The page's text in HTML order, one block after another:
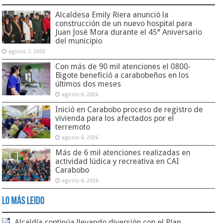
Alcaldesa Emily Riera anunció la
construcción de un nuevo hospital para
Juan José Mora durante el 45° Aniversario
del municipio
agosto 7, 2026
Con más de 90 mil atenciones el 0800-
Bigote benefició a carabobeños en los
últimos dos meses
agosto 6, 2026
Inició en Carabobo proceso de registro de
vivienda para los afectados por el
terremoto
agosto 6, 2026
Más de 6 mil atenciones realizadas en
actividad lúdica y recreativa en CAI
Carabobo
agosto 6, 2026
Lo Más Leido